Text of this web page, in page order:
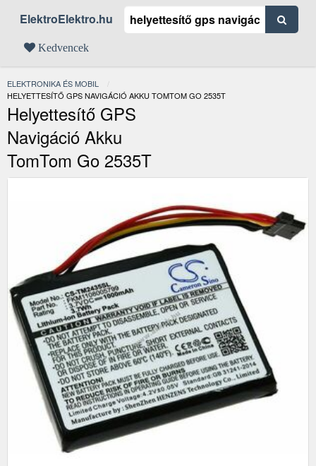
ElektroElektro.hu
Kedvencek
ELEKTRONIKA ÉS MOBIL
JELENLEGI:
HELYETTESÍTŐ GPS NAVIGÁCIÓ AKKU TOMTOM GO 2535T
Helyettesítő GPS
Navigáció Akku
TomTom Go 2535T